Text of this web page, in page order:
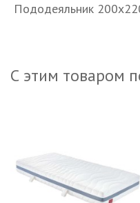
Пододеяльник
С этим товаром